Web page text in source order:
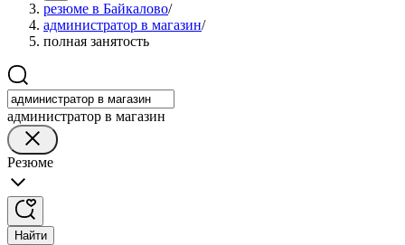
резюме в Байкалово/
администратор в магазин/
полная занятость
администратор в магазин
Резюме
Найти